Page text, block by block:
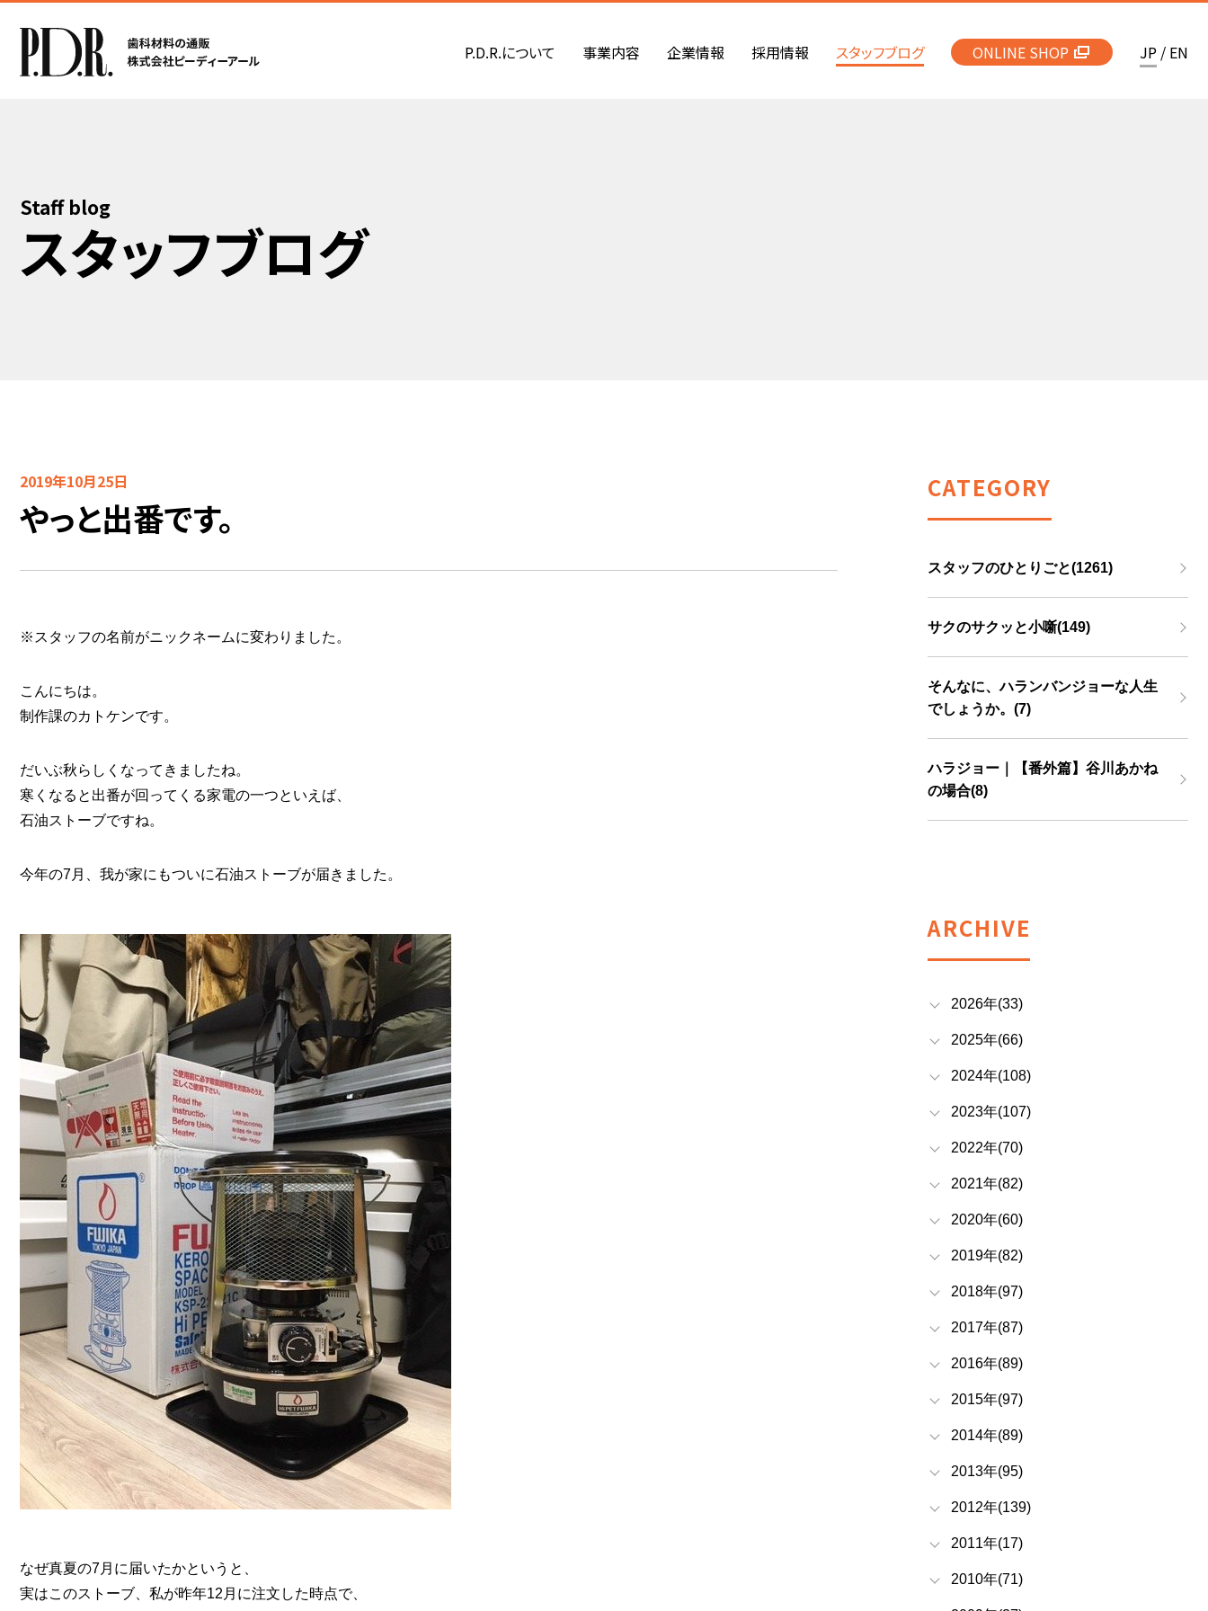
P.D.R.について 事業内容 企業情報 採用情報 スタッフブログ ONLINE SHOP JP / EN
Staff blog
スタッフブログ
2019年10月25日
やっと出番です。
※スタッフの名前がニックネームに変わりました。
こんにちは。
制作課のカトケンです。
だいぶ秋らしくなってきましたね。
寒くなると出番が回ってくる家電の一つといえば、
石油ストーブですね。
今年の7月、我が家にもついに石油ストーブが届きました。
なぜ真夏の7月に届いたかというと、
実はこのストーブ、私が昨年12月に注文した時点で、
CATEGORY
スタッフのひとりごと(1261)
サクのサクッと小噺(149)
そんなに、ハランバンジョーな人生
でしょうか。(7)
ハラジョー｜【番外篇】谷川あかね
の場合(8)
ARCHIVE
2026年(33)
2025年(66)
2024年(108)
2023年(107)
2022年(70)
2021年(82)
2020年(60)
2019年(82)
2018年(97)
2017年(87)
2016年(89)
2015年(97)
2014年(89)
2013年(95)
2012年(139)
2011年(17)
2010年(71)